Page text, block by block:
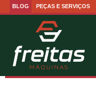
BLOG PEÇAS E SERVIÇOS